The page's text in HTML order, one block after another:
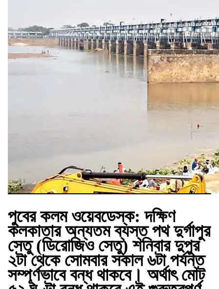
পুবের কলম ওয়েবডেস্ক: দক্ষিণ
কলকাতার অন্যতম ব্যস্ত পথ দুর্গাপুর
সেতু (ডিরোজিও সেতু) শনিবার দুপুর
২টা থেকে সোমবার সকাল ৬টা পর্যন্ত
সম্পূর্ণভাবে বন্ধ থাকবে। অর্থাৎ মোট